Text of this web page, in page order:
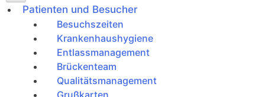
Patienten und Besucher
Besuchszeiten
Krankenhaushygiene
Entlassmanagement
Brückenteam
Qualitätsmanagement